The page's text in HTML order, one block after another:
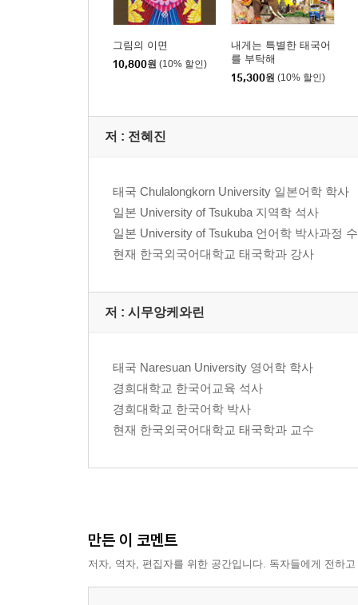
그림의 이면
10,800원 (10% 할인)
내게는 특별한 태국어
를 부탁해
15,300원 (10% 할인)
저 : 전혜진
태국 Chulalongkorn University 일본어학 학사
일본 University of Tsukuba 지역학 석사
일본 University of Tsukuba 언어학 박사과정
현재 한국외국어대학교 태국학과 강사
저 : 시무앙케와린
태국 Naresuan University 영어학 학사
경희대학교 한국어교육 석사
경희대학교 한국어학 박사
현재 한국외국어대학교 태국학과 교수
만든 이 코멘트
저자, 역자, 편집자를 위한 공간입니다. 독자들에게 전하